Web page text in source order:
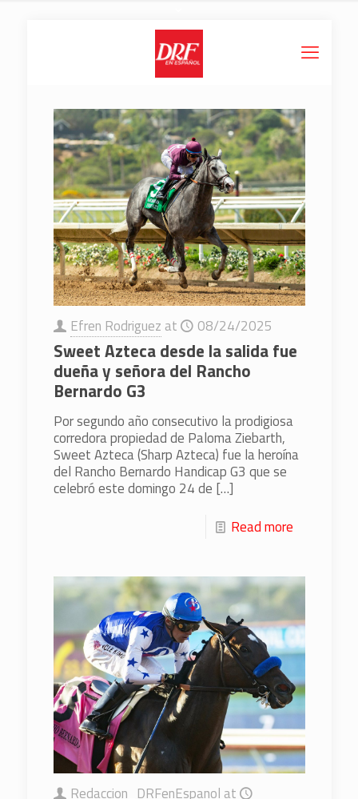
Efren Rodriguez at 08/24/2025
Sweet Azteca desde la salida fue
dueña y señora del Rancho
Bernardo G3
Por segundo año consecutivo la prodigiosa
corredora propiedad de Paloma Ziebarth,
Sweet Azteca (Sharp Azteca) fue la heroína
del Rancho Bernardo Handicap G3 que se
celebró este domingo 24 de […]
Read more
Redaccion_DRFenEspanol at